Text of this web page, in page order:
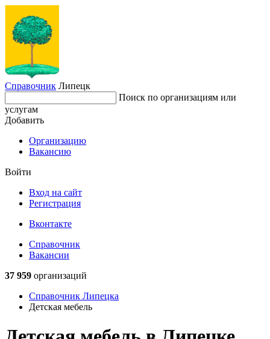
Справочник Липецк
Поиск по организациям или
услугам
Добавить
Организацию
Вакансию
Войти
Вход на сайт
Регистрация
Вконтакте
Справочник
Вакансии
37 959 организаций
Справочник Липецка
Детская мебель